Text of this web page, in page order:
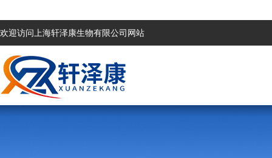
欢迎访问上海轩泽康生物有限公司网站